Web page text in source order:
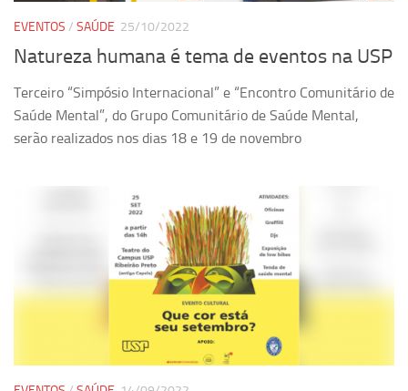
Programas Ano Sabático Encerrados
Cíntia Rosa Pereira de Lima
Cristina Godoy Bernardo de Oliveira (FDRP)
Evandro Eduardo Seron Ruiz
Fabiana Cristina Severi (FDRP)
Geciane Silveira Porto
Maria Paula Costa Bertran
Professor Sênior
Professores Seniores Encerrados
EVENTOS / SAÚDE 25/10/2022
Natureza humana é tema de eventos na USP
Terceiro “Simpósio Internacional” e “Encontro Comunitário de
Saúde Mental”, do Grupo Comunitário de Saúde Mental,
serão realizados nos dias 18 e 19 de novembro